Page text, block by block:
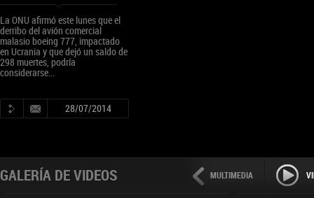
La ONU afirmó este lunes que el
derribo del avión comercial
malasio boeing 777, impactado
en Ucrania y que dejó un saldo de
298 muertes, podría
considerarse...
28/07/2014
MULTIMEDIA
GALERÍA DE VIDEOS